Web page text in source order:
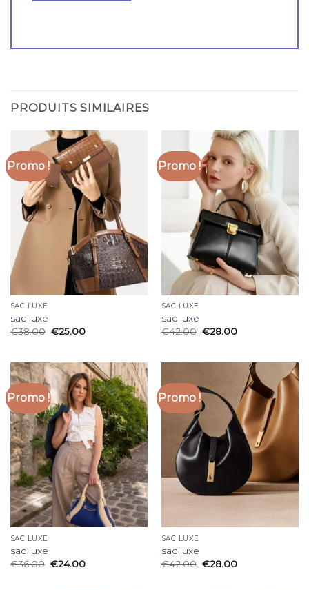
PRODUITS SIMILAIRES
Promo !
SAC LUXE
sac luxe
€38.00 €25.00
Promo !
SAC LUXE
sac luxe
€42.00 €28.00
Promo !
SAC LUXE
sac luxe
€36.00 €24.00
Promo !
SAC LUXE
sac luxe
€42.00 €28.00